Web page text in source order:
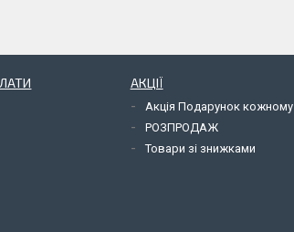
АКЦІЇ
Акція Подарунок кожному
РОЗПРОДАЖ
Товари зі знижками